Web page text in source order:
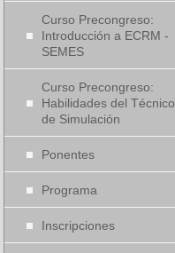
Curso Precongreso:
Introducción a ECRM -
SEMES
Curso Precongreso:
Habilidades del Técnico
de Simulación
Ponentes
Programa
Inscripciones